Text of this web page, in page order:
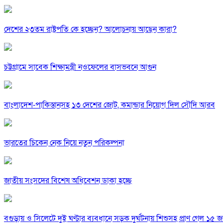
দেশের ২৩তম রাষ্ট্রপতি কে হচ্ছেন? আলোচনায় আছেন কারা?
চট্টগ্রামে সাবেক শিক্ষামন্ত্রী নওফেলের বাসভবনে আগুন
বাংলাদেশ-পাকিস্তানসহ ১৩ দেশের জোট, কমান্ডার নিয়োগ দিল সৌদি আরব
ভারতের চিকেন নেক নিয়ে নতুন পরিকল্পনা
জাতীয় সংসদের বিশেষ অধিবেশন ডাকা হচ্ছে
বগুড়ায় ও সিলেটে দুই ঘণ্টার ব্যবধানে সড়ক দুর্ঘটনায় শিশুসহ প্রাণ গেল ১৫